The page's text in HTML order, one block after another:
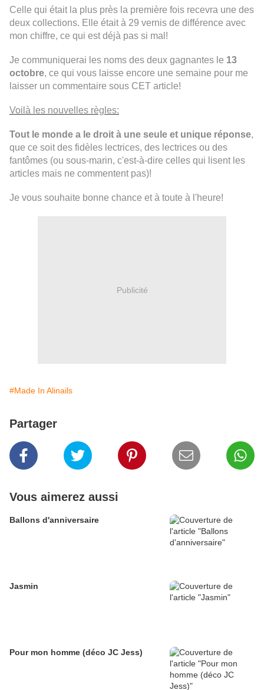
Celle qui était la plus près la première fois recevra une des
deux collections. Elle était à 29 vernis de différence avec
mon chiffre, ce qui est déjà pas si mal!
Je communiquerai les noms des deux gagnantes le 13
octobre, ce qui vous laisse encore une semaine pour me
laisser un commentaire sous CET article!
Voilà les nouvelles règles:
Tout le monde a le droit à une seule et unique réponse,
que ce soit des fidèles lectrices, des lectrices ou des
fantômes (ou sous-marin, c'est-à-dire celles qui lisent les
articles mais ne commentent pas)!
Je vous souhaite bonne chance et à toute à l'heure!
Publicité
#Made In Alinails
Partager
Vous aimerez aussi
Ballons d'anniversaire
Jasmin
Pour mon homme (déco JC Jess)